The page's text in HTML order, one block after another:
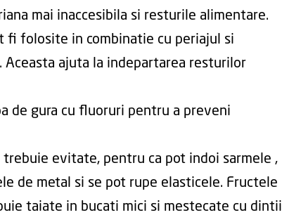
mai inaccesibila si resturile alimentare.
fi folosite in combinatie cu periajul si
ajuta la indepartarea resturilor
de gura cu fluoruri pentru a preveni
evitate, pentru ca pot indoi sarmele ,
de metal si se pot rupe elasticele. Fructele
taiate in bucati mici si mestecate cu dintii